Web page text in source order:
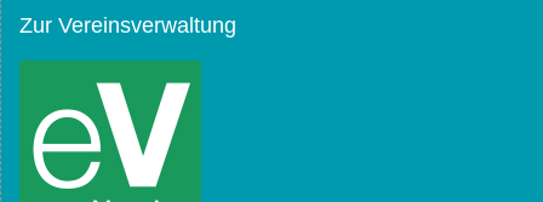
Zur Vereinsverwaltung